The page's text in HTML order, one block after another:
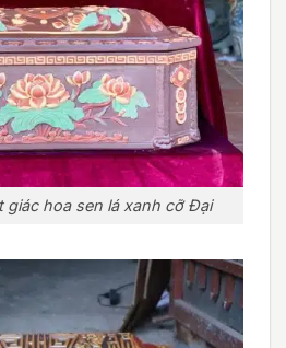
giác hoa sen lá xanh cỡ Đại